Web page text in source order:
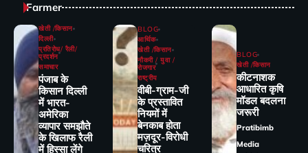
Farmer
खेती /किसान
दिल्ली
प्रतिरोध/ रैली/
प्रदर्शन
समाचार
पंजाब के
किसान दिल्ली
में भारत-
अमेरिका
व्यापार समझौते
के खिलाफ रैली
में हिस्सा लेंगे
BLOG
आर्थिक
खेती /किसान
नौकरी / युवा /
रोजगार
राष्ट्रीय
वीबी-ग्राम-जी
के प्रस्तावित
नियमों में
बेनकाब होता
मज़दूर-विरोधी
चरित्र
BLOG
खेती /किसान
कीटनाशक
आधारित कृषि
मॉडल बदलना
जरूरी
Pratibimb
Media